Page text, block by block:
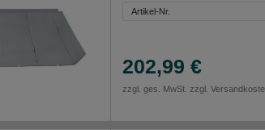
Artikel-Nr.
202,99 €
zzgl. ges. MwSt. zzgl.